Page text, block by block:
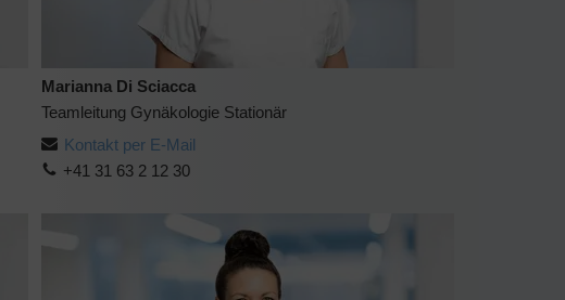
Marianna Di Sciacca
Teamleitung Gynäkologie Stationär
Kontakt per E-Mail
+41 31 63 2 12 30